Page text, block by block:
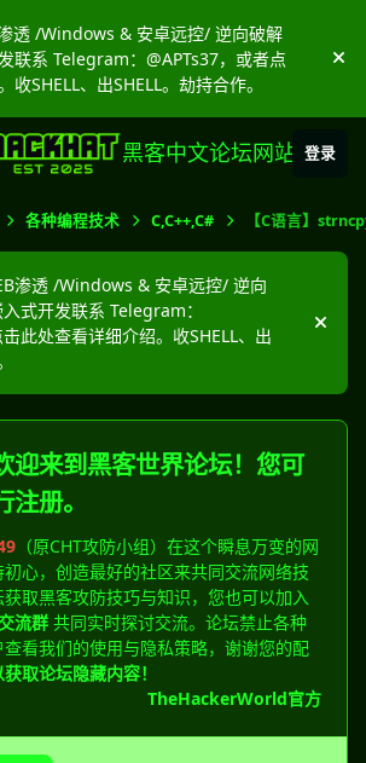
透 /Windows & 安卓远控/ 逆向破解
联系 Telegram：@APTs37，或者点
SHELL、出SHELL。劫持合作。
隐
黑客中文论坛网站 登录
各种编程技术 C,C++,C# 【C语言】
渗透 /Windows & 安卓远控/ 逆向
式开发联系 Telegram：
此处查看详细介绍。收SHELL、出
隐藏
迎来到黑客世界论坛！您可
册。
（原CHT攻防小组）在这个瞬息万变的网
心，创造最好的社区来共同交流网络技
取黑客攻防技巧与知识，您也可以加入
流群 共同实时探讨交流。论坛禁止各种
看我们的使用与隐私策略，谢谢您的配
取论坛隐藏内容！
TheHackerWorld官方